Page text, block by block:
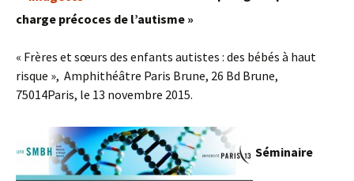
charge précoces de l’autisme »
« Frères et sœurs des enfants autistes : des bébés à haut
risque », Amphithéâtre Paris Brune, 26 Bd Brune,
75014Paris, le 13 novembre 2015.
Séminaire